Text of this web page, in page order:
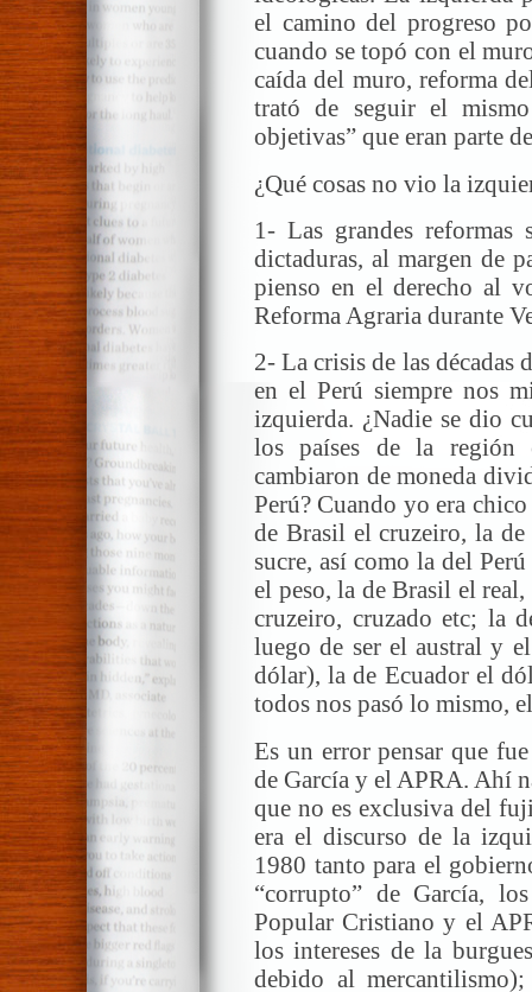
el camino del progreso
cuando se topó con el
caída del muro, reforma
trató de seguir el
objetivas” que eran parte
¿Qué cosas no vio la
1- Las grandes
dictaduras, al margen de
pienso en el derecho al
Reforma Agraria durante
2- La crisis de las décadas
en el Perú siempre nos
izquierda. ¿Nadie se dio
los países de la región
cambiaron de moneda
Perú? Cuando yo era
de Brasil el cruzeiro, la
sucre, así como la del
el peso, la de Brasil el
cruzeiro, cruzado etc; la
luego de ser el austral y
dólar), la de Ecuador el
todos nos pasó lo mismo,
Es un error pensar que
de García y el APRA. Ahí
que no es exclusiva del
era el discurso de la
1980 tanto para el
“corrupto” de García,
Popular Cristiano y el
los intereses de la
debido al